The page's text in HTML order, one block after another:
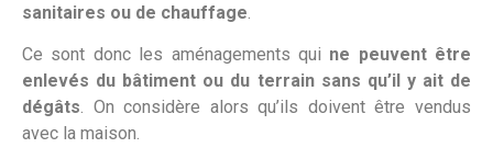
sanitaires ou de chauffage
Ce sont donc les aménagements qui ne peuvent être
enlevés du bâtiment ou du terrain sans qu’il y ait de
dégâts. On considère alors qu’ils doivent être vendus
avec la maison.